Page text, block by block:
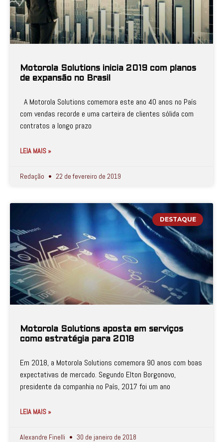
Motorola Solutions inicia 2019 com planos
de expansão no Brasil
A Motorola Solutions comemora este ano 40 anos no País
com vendas recorde e uma carteira de clientes sólida com
contratos a longo prazo
LEIA MAIS »
Redação 22 de fevereiro de 2019
DESTAQUE
Motorola Solutions aposta em serviços
como estratégia para 2018
Em 2018, a Motorola Solutions comemora 90 anos com boas
expectativas de mercado. Segundo Elton Borgonovo,
presidente da companhia no País, 2017 foi um ano
LEIA MAIS »
Alexandre Finelli 30 de janeiro de 2018